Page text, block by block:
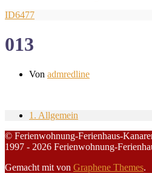
ID6477
013
Von admredline
1. Allgemein
© Ferienwohnung-Ferienhaus-
1997 - 2026 Ferienwohnung-
Gemacht mit von Graphene Themes.